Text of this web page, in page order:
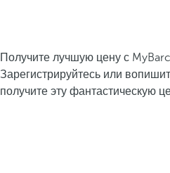
Получите лучшую цену с
Зарегистрируйтесь или
получите эту фантастическую